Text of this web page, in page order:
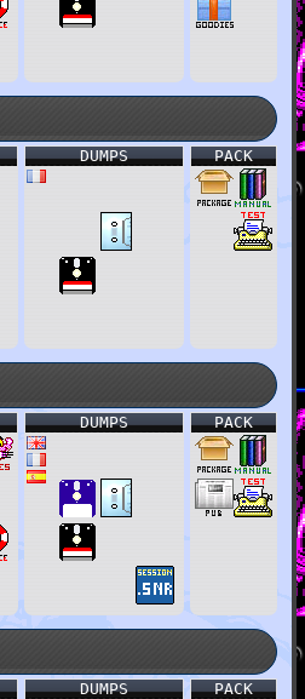
PACK
DUMPS
PACK
DUMPS
PACK
DUMPS